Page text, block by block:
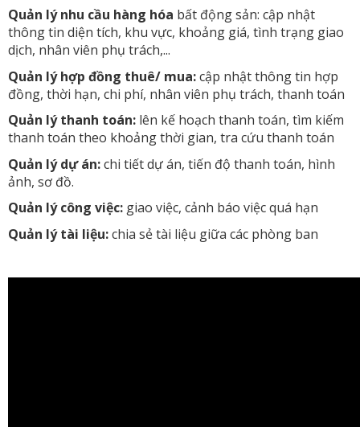
Quản lý nhu cầu hàng hóa bất động sản: cập nhật
thông tin diện tích, khu vực, khoảng giá, tình trạng giao
dịch, nhân viên phụ trách,...
Quản lý hợp đồng thuê/ mua:cập nhật thông tin hợp
đồng, thời hạn, chi phí, nhân viên phụ trách, thanh toán
Quản lý thanh toán: lên kế hoạch thanh toán, tìm kiếm
thanh toán theo khoảng thời gian, tra cứu thanh toán
Quản lý dự án:chi tiết dự án, tiến độ thanh toán, hình
ảnh, sơ đồ.
Quản lý công việc: giao việc, cảnh báo việc quá hạn
Quản lý tài liệu:chia sẻ tài liệu giữa các phòng ban